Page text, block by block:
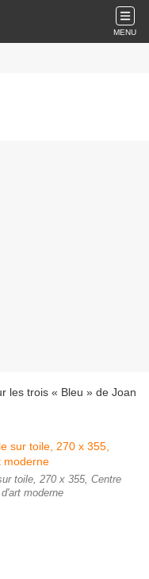
MENU
les trois « Bleu » de Joan
toile, 270 x 355, Centre
moderne